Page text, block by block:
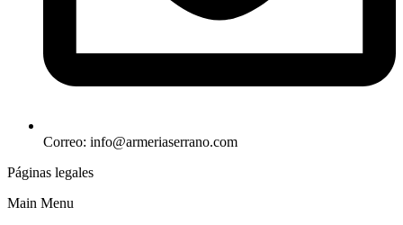
Correo: info@armeriaserrano.com
Páginas legales
Main Menu